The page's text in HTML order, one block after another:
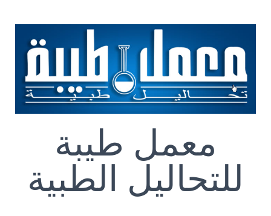
معمل طيبة
للتحاليل الطبية